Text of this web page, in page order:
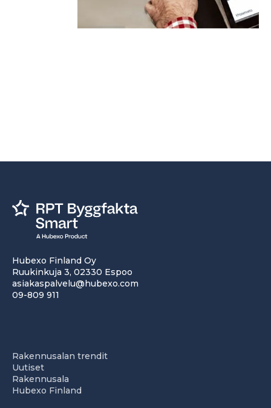
Hubexo Finland Oy
Ruukinkuja 3, 02330 Espoo
asiakaspalvelu@hubexo.com
09-809 911
Rakennusalan trendit
Uutiset
Rakennusala
Hubexo Finland